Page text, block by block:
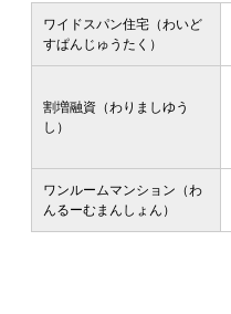
ワイドスパン住宅（わいど
すぱんじゅうたく）
割増融資（わりましゆう
し）
ワンルームマンション（わ
んるーむまんしょん）